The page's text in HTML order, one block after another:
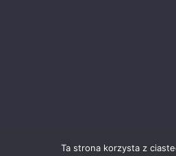
Ta strona korzysta z